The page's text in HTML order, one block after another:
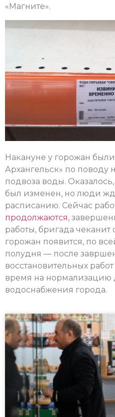
«Магните».
Накануне у горожан
Архангельск» по
подвоза воды.
был изменен, но люди
расписанию. Сейчас
продолжаются,
работы, бригада чеканит
горожан появится, по
полудня — после
восстановительных
время на нормализацию
водоснабжения города.